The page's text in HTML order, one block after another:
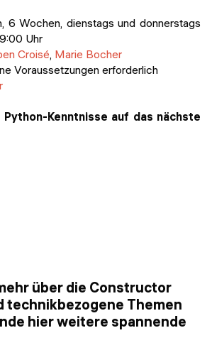
6 Wochen, dienstags und donnerstags
Uhr
Croisé, Marie Bocher
Voraussetzungen erforderlich
Python-Kenntnisse auf das nächste
über die Constructor
technikbezogene Themen
hier weitere spannende